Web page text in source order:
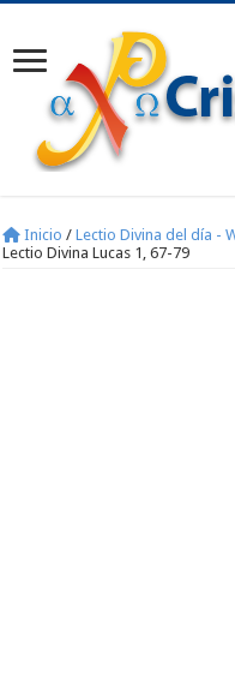
Inicio / Lectio Divina del día -
Lectio Divina Lucas 1, 67-79